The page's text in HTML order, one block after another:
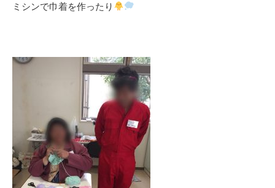
ミシンで巾着を作ったり